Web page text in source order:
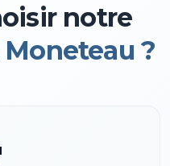
notre
Moneteau ?